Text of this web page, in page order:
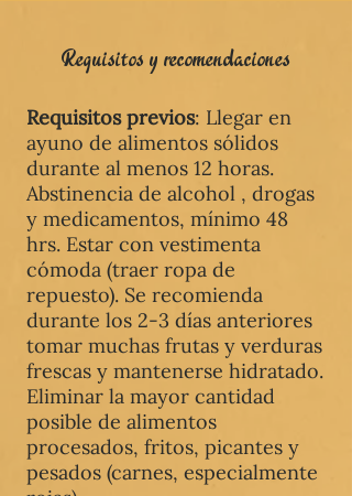
Requisitos y recomendaciones
Requisitos previos: Llegar en
ayuno de alimentos sólidos
durante al menos 12 horas.
Abstinencia de alcohol , drogas
y medicamentos, mínimo 48
hrs. Estar con vestimenta
cómoda (traer ropa de
repuesto). Se recomienda
durante los 2-3 días anteriores
tomar muchas frutas y verduras
frescas y mantenerse hidratado.
Eliminar la mayor cantidad
posible de alimentos
procesados, fritos, picantes y
pesados (carnes, especialmente